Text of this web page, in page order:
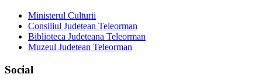
Ministerul Culturii
Consiliul Judetean Teleorman
Biblioteca Judeteana Teleorman
Muzeul Judetean Teleorman
Social